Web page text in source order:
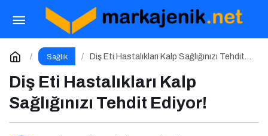
Sağlık
Diş Eti Hastalıkları Kalp Sağlığınızı Tehdit
Diş Eti Hastalıkları Kalp
Sağlığınızı Tehdit Ediyor!
Ramazan Ayında Enerjinizi Koruyarak Oruç
Tutmanın Püf Noktaları
Yorum Yap